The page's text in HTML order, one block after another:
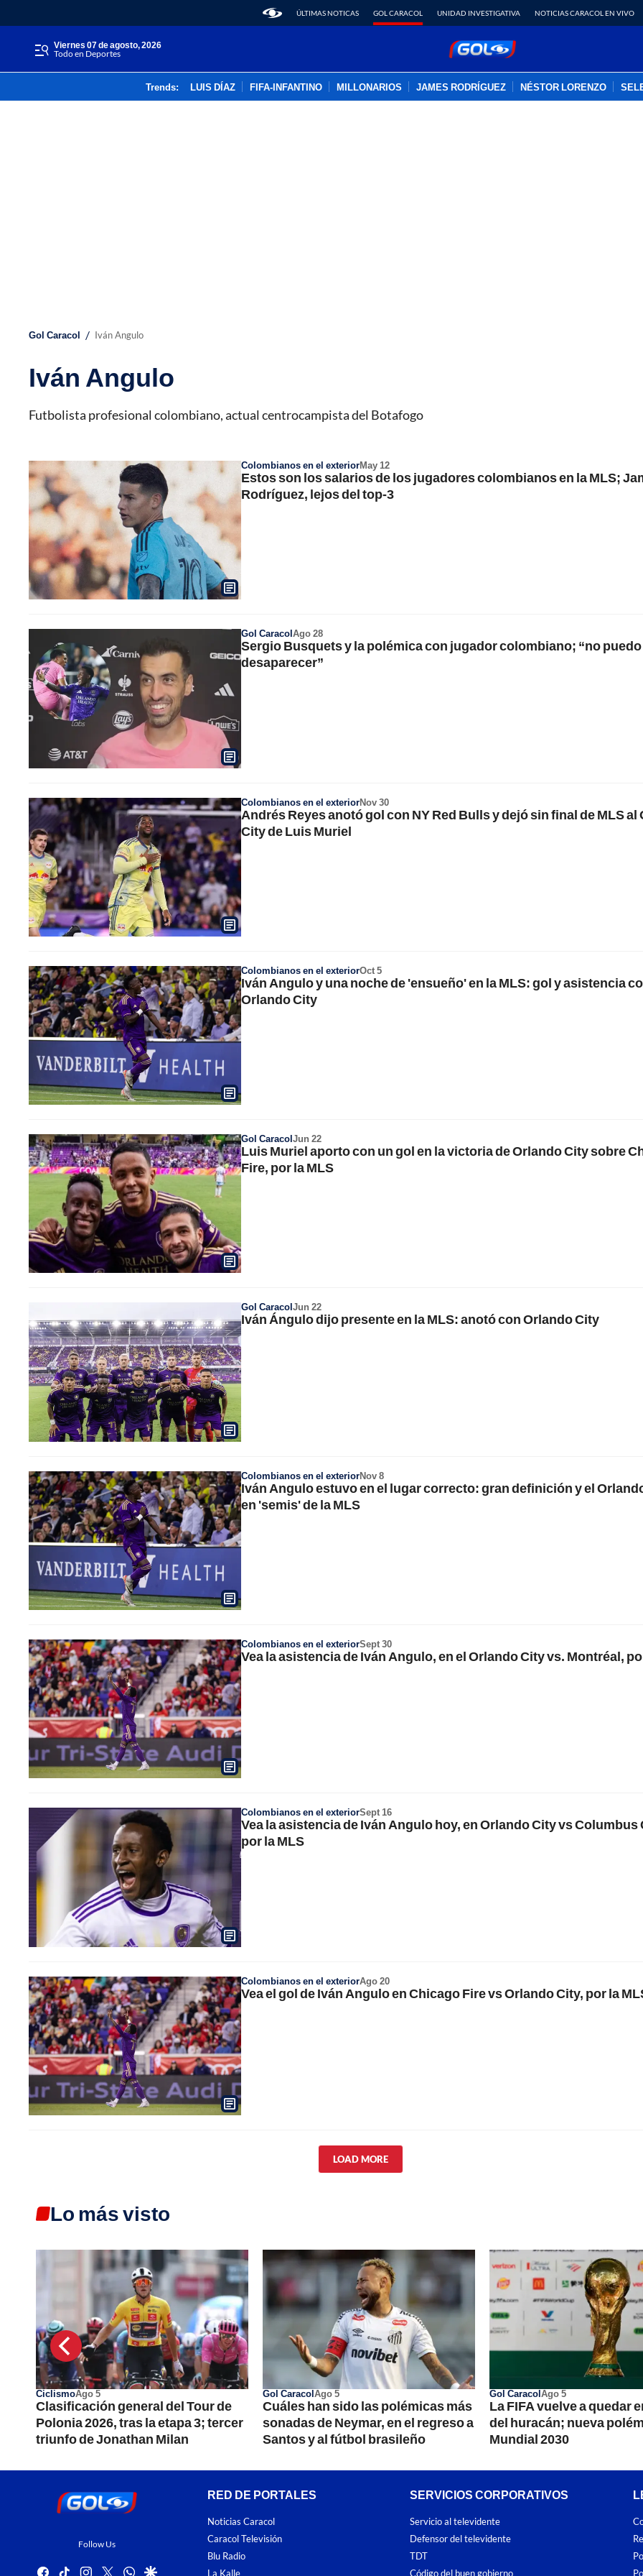
ÚLTIMAS NOTICAS GOL CARACOL UNIDAD INVESTIGATIVA NOTICIAS CARACOL EN VIVO
viernes 07 de agosto, 2026
Todo en Deportes
Trends: LUIS DÍAZ FIFA-INFANTINO MILLONARIOS JAMES RODRÍGUEZ NÉSTOR LORENZO
Gol Caracol / Iván Angulo
Iván Angulo
Futbolista profesional colombiano, actual centrocampista del Botafogo
Colombianos en el exteriorMay 12
Estos son los salarios de los jugadores colombianos en la MLS;
Rodríguez, lejos del top-3
Gol CaracolAgo 28
Sergio Busquets y la polémica con jugador colombiano; “no puedo
desaparecer”
Colombianos en el exteriorNov 30
Andrés Reyes anotó gol con NY Red Bulls y dejó sin final de MLS al
City de Luis Muriel
Colombianos en el exteriorOct 5
Iván Angulo y una noche de 'ensueño' en la MLS: gol y asistencia
Orlando City
Gol CaracolJun 22
Luis Muriel aporto con un gol en la victoria de Orlando City sobre
Fire, por la MLS
Gol CaracolJun 22
Iván Ángulo dijo presente en la MLS: anotó con Orlando City
Colombianos en el exteriorNov 8
Iván Angulo estuvo en el lugar correcto: gran definición y el
en 'semis' de la MLS
Colombianos en el exteriorSept 30
Vea la asistencia de Iván Angulo, en el Orlando City vs. Montréal,
Colombianos en el exteriorSept 16
Vea la asistencia de Iván Angulo hoy, en Orlando City vs Columbus
por la MLS
Colombianos en el exteriorAgo 20
Vea el gol de Iván Angulo en Chicago Fire vs Orlando City, por la
LOAD MORE
Lo más visto
CiclismoAgo 5
Clasificación general del Tour de
Polonia 2026, tras la etapa 3; tercer
triunfo de Jonathan Milan
Gol CaracolAgo 5
Cuáles han sido las polémicas más
sonadas de Neymar, en el regreso a
Santos y al fútbol brasileño
Gol CaracolAgo 5
La FIFA vuelve a quedar
del huracán; nueva
Mundial 2030
Follow Us
facebook
tiktokinstagram
twitterwhatsapp
google
RED DE PORTALES
Noticias Caracol
Caracol Televisión
Blu Radio
La Kalle
SERVICIOS CORPORATIVOS
Servicio al televidente
Defensor del televidente
TDT
Código del buen gobierno